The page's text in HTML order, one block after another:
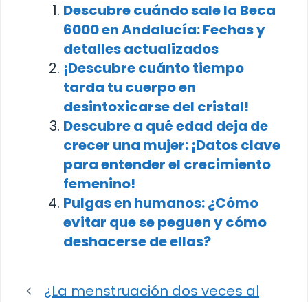
Descubre cuándo sale la Beca
6000 en Andalucía: Fechas y
detalles actualizados
¡Descubre cuánto tiempo
tarda tu cuerpo en
desintoxicarse del cristal!
Descubre a qué edad deja de
crecer una mujer: ¡Datos clave
para entender el crecimiento
femenino!
Pulgas en humanos: ¿Cómo
evitar que se peguen y cómo
deshacerse de ellas?
¿La menstruación dos veces al